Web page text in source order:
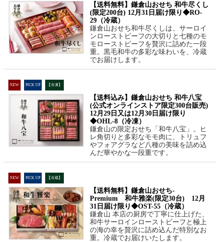
【送料無料】鎌倉山おせち 和牛尽くし
(限定200台) 12月31日届け限り◆RO-
29（冷蔵）
鎌倉山おせち和牛尽くしは、サーロイ
ンローストビーフの大切りと七種のモ
モローストビーフを贅沢に詰めた一段
重。黒毛和牛の多彩な味わいを、冷蔵
でお届けします。
NEW PICK UP 【冷凍】
【送料込み】鎌倉山おせち 和牛八宝
(公式オンラインストア限定300台販売)
12月29日又は12月30日届け限り
◆OHL-8（冷凍）
鎌倉山の限定おせち「和牛八宝」。ヒ
レ角切りと多彩なモモ肉に、トリュフ
やフォアグラなど八種の美味を詰め込
んだ華やかな一段重です。
NEW PICK UP 【冷蔵】
【送料無料】鎌倉山おせち-
Premium 和牛雅楽(限定30台) 12月
31日届け限り◆OST-55（冷蔵）
鎌倉山 本店の厨房で丁寧に仕上げた、
和牛サーロインローストビーフと極上
の海の幸を贅沢に詰め込んだ特別なお
重。冷蔵でお届けいたします。